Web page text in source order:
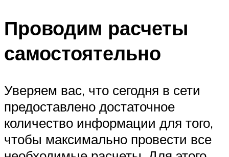
Проводим расчеты
самостоятельно
Уверяем вас, что сегодня в сети
предоставлено достаточное
количество информации для того,
чтобы максимально провести все